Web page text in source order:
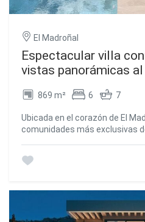
El Madroñal
Espectacular villa
vistas panorámicas al
869 m² 6 7
Ubicada en el corazón de El
comunidades más exclusivas
impresionantes vistas
propiedad garantiza